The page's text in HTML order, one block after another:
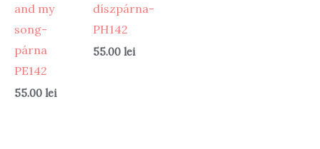
and my
song-
párna
PE142
55.00 lei
díszpárna-
PH142
55.00 lei